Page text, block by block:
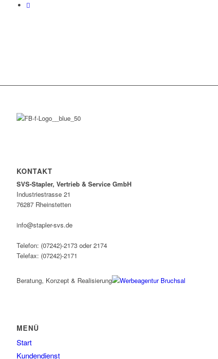
KONTAKT
SVS-Stapler, Vertrieb & Service GmbH
Industriestrasse 21
76287 Rheinstetten
info@stapler-svs.de
Telefon: (07242)-2173 oder 2174
Telefax: (07242)-2171
Beratung, Konzept & Realisierung
MENÜ
Start
Kundendienst